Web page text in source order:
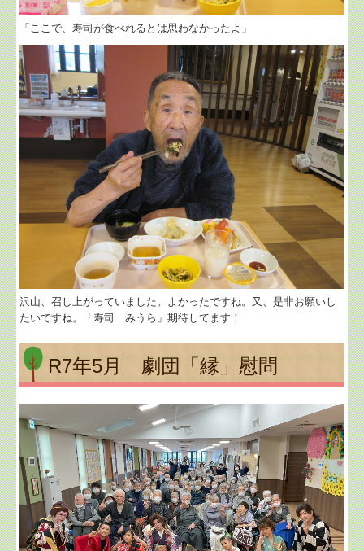
「ここで、寿司が食べれるとは思わなかったよ」
沢山、召し上がっていました。よかったですね。又、是非お願いし
たいですね。「寿司 みうら」期待してます！
R7年5月 劇団「縁」慰問